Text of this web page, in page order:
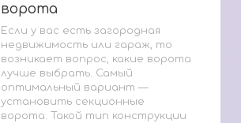
ворота
ворота
Если у вас есть загородная
недвижимость или гараж, то
возникает вопрос, какие ворота
лучше выбрать. Самый
оптимальный вариант —
установить секционные
ворота. Такой тип конструкции